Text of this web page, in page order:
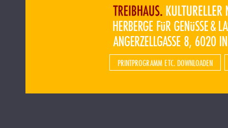
PRINTPROGRAMM ETC. DOWNLOADEN